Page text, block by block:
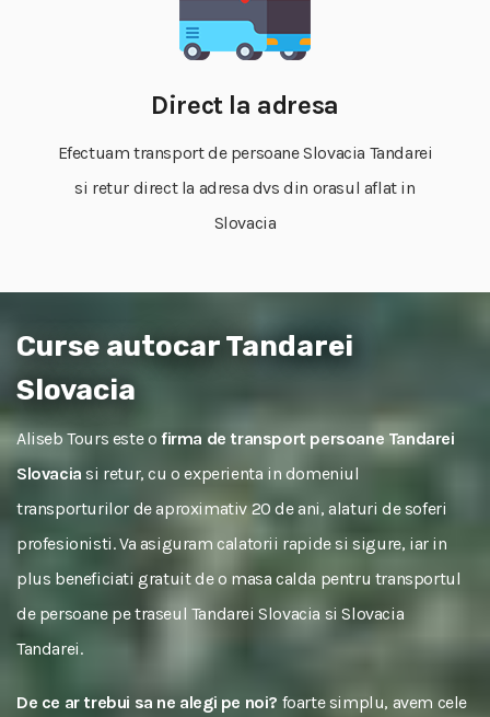
Direct la adresa
Efectuam transport de persoane Slovacia Tandarei
si retur direct la adresa dvs din orasul aflat in
Slovacia
Curse autocar Tandarei
Slovacia
Aliseb Tours este o firma de transport persoane Tandarei
Slovacia si retur, cu o experienta in domeniul
transporturilor de aproximativ 20 de ani, alaturi de soferi
profesionisti. Va asiguram calatorii rapide si sigure, iar in
plus beneficiati gratuit de o masa calda pentru transportul
de persoane pe traseul Tandarei Slovacia si Slovacia
Tandarei.
De ce ar trebui sa ne alegi pe noi? foarte simplu, avem cele